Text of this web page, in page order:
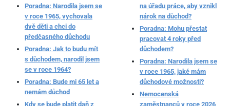
Poradna: Narodila jsem se
v roce 1965, vychovala
dvě děti a chci do
předčasného důchodu
Poradna: Jak to budu mít
s důchodem, narodil jsem
se v roce 1964?
Poradna: Bude mi 65 let a
nemám důchod
Kdy se bude platit daň z
na úřadu práce, aby vznikl
nárok na důchod?
Poradna: Mohu přestat
pracovat 4 roky před
důchodem?
Poradna: Narodila jsem se
v roce 1965, jaké mám
důchodové možnosti?
Nemocenská
zaměstnanců v roce 2026